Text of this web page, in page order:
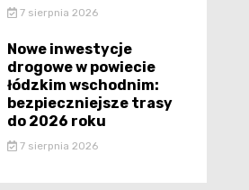
7 sierpnia 2026
Nowe inwestycje
drogowe w powiecie
łódzkim wschodnim:
bezpieczniejsze trasy
do 2026 roku
7 sierpnia 2026